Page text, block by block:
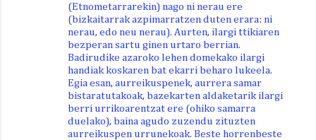
(Etnometarrarekin) nago ni nerau ere
(bizkaitarrak azpimarratzen duten erara: ni
nerau, edo neu nerau). Aurten, ilargi ttikiaren
bezperan sartu ginen urtaro berrian.
Badirudike azaroko lehen domekako ilargi
handiak koskaren bat ekarri beharo lukeela.
Egia esan, aurreikuspenek, aurrera samar
bistaratutakoak, bazekarten aldaketarik ilargi
berri urrikoarentzat ere (ohiko samarra
duelako), baina agudo zuzendu zituzten
aurreikuspen urrunekoak. Beste horrenbeste